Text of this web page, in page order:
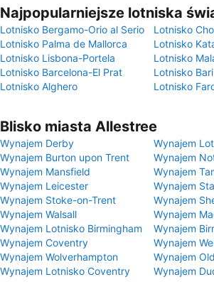
Najpopularniejsze lotniska
Lotnisko Bergamo-Orio al Serio
Lotnisko
Lotnisko Palma de Mallorca
Lotnisko
Lotnisko Lisbona-Portela
Lotnisko
Lotnisko Barcelona-El Prat
Lotnisko Bari
Lotnisko Alghero
Lotnisko
Blisko miasta Allestree
Wynajem Derby
Wynajem
Wynajem Burton upon Trent
Wynajem
Wynajem Mansfield
Wynajem
Wynajem Leicester
Wynajem
Wynajem Stoke-on-Trent
Wynajem
Wynajem Walsall
Wynajem
Wynajem Lotnisko Birmingham
Wynajem
Wynajem Coventry
Wynajem
Wynajem Wolverhampton
Wynajem
Wynajem Lotnisko Coventry
Wynajem